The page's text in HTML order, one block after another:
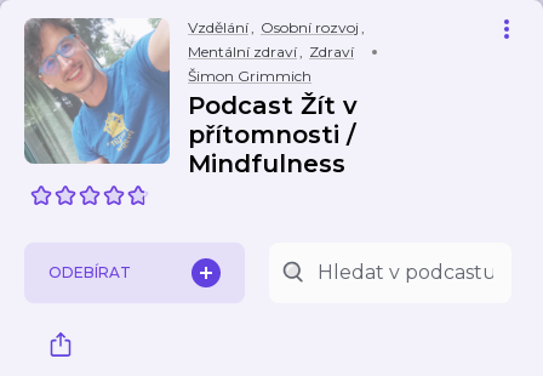
Vzdělání, Osobní rozvoj ,
Mentální zdraví, Zdraví
Šimon Grimmich
Podcast Žít v
přítomnosti /
Mindfulness
ODEBÍRAT